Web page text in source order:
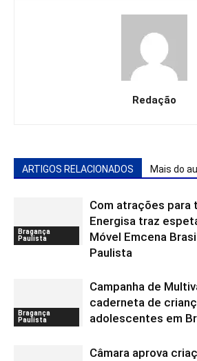
Redação
ARTIGOS RELACIONADOS Mais do
Bragança
Paulista
Com atrações para
Energisa traz
Móvel Emcena
Paulista
Bragança
Paulista
Campanha de
caderneta de
adolescentes em
Câmara aprova